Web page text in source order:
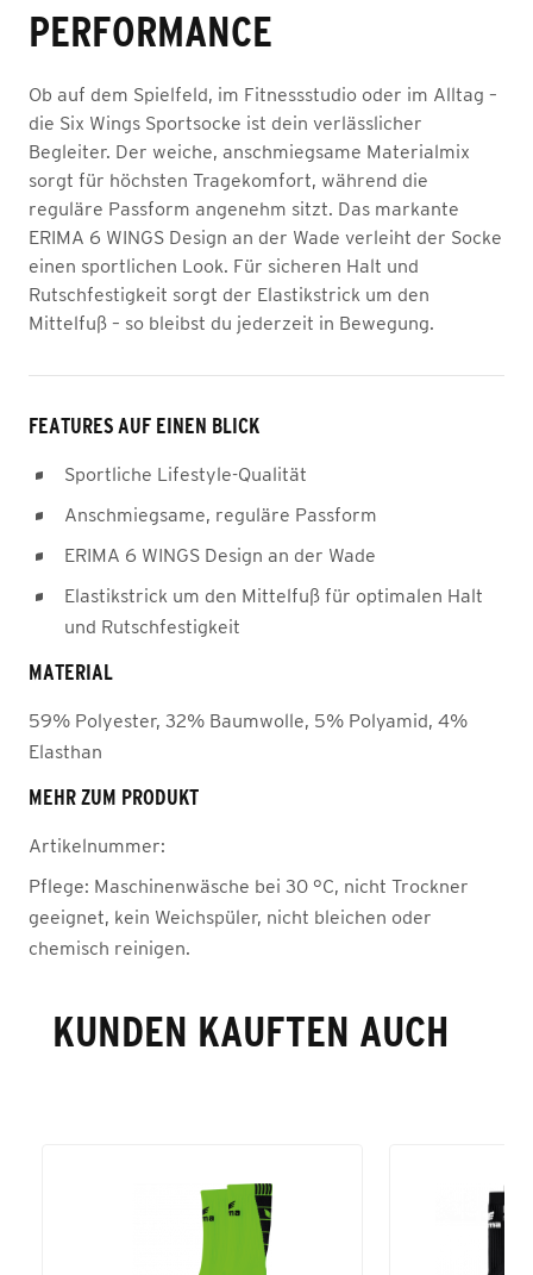
PERFORMANCE
Ob auf dem Spielfeld, im Fitnessstudio oder im Alltag –
die Six Wings Sportsocke ist dein verlässlicher
Begleiter. Der weiche, anschmiegsame Materialmix
sorgt für höchsten Tragekomfort, während die
reguläre Passform angenehm sitzt. Das markante
ERIMA 6 WINGS Design an der Wade verleiht der Socke
einen sportlichen Look. Für sicheren Halt und
Rutschfestigkeit sorgt der Elastikstrick um den
Mittelfuß – so bleibst du jederzeit in Bewegung.
FEATURES AUF EINEN BLICK
Sportliche Lifestyle-Qualität
Anschmiegsame, reguläre Passform
ERIMA 6 WINGS Design an der Wade
Elastikstrick um den Mittelfuß für optimalen Halt
und Rutschfestigkeit
MATERIAL
59% Polyester, 32% Baumwolle, 5% Polyamid, 4%
Elasthan
MEHR ZUM PRODUKT
Artikelnummer:
Pflege: Maschinenwäsche bei 30 °C, nicht Trockner
geeignet, kein Weichspüler, nicht bleichen oder
chemisch reinigen.
KUNDEN KAUFTEN AUCH